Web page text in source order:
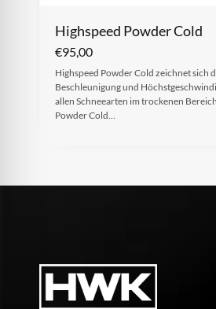
Highspeed Powder Cold
€95,00
Highspeed Powder Cold zeichnet sich
Beschleunigung und
allen Schneearten im trockenen
Powder Cold…